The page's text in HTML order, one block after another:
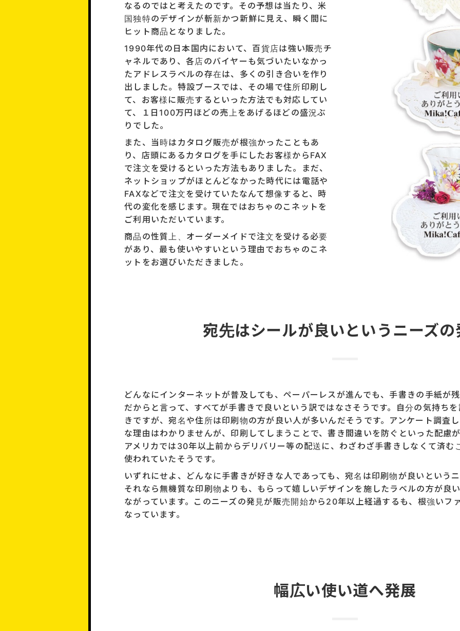
なるのではと考えたのです。その予想は当たり、米
国独特のデザインが斬新かつ新鮮に見え、瞬く間に
ヒット商品となりました。
1990年代の日本国内において、百貨店は強い販売チ
ャネルであり、各店のバイヤーも気づいたいなかっ
たアドレスラベルの存在は、多くの引き合いを作り
出しました。特設ブースでは、その場で住所印刷し
て、お客様に販売するといった方法でも対応してい
て、１日100万円ほどの売上をあげるほどの盛況ぶ
りでした。
また、当時はカタログ販売が根強かったこともあ
り、店頭にあるカタログを手にしたお客様からFAX
で注文を受けるといった方法もありました。まだ、
ネットショップがほとんどなかった時代には電話や
FAXなどで注文を受けていたなんて想像すると、時
代の変化を感じます。現在ではおちゃのこネットを
ご利用いただいています。
商品の性質上、オーダーメイドで注文を受ける必要
があり、最も使いやすいという理由でおちゃのこネ
ットをお選びいただきました。
宛先はシールが良いという ニーズの
どんなにインターネットが普及しても、ペーパーレスが進んでも、手書きの手紙が
だからと言って、すべてが手書きで良いという訳ではなさそうです。自分の気持ち
きですが、宛名や住所は印刷物の方が良い人が多いんだそうです。アンケート調査
な理由はわかりませんが、印刷してしまうことで、書き間違いを防ぐといった配慮
アメリカでは30年以上前からデリバリー等の配送に、わざわざ手書きしなくて済む
使われていたそうです。
いずれにせよ、どんなに手書きが好きな人であっても、宛名は印刷物が良いという
それなら無機質な印刷物よりも、もらって嬉しいデザインを施したラベルの方が良
ながっています。このニーズの発見が販売開始から20年以上経過するも、根強いフ
なっています。
幅広い使い道へ発展